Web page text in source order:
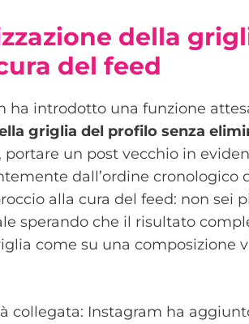
della
del feed
ha introdotto una funzione
griglia del profilo senza
un post vecchio in
dall’ordine cronologico
alla cura del feed: non sei
sperando che il risultato
come su una composizione
collegata: Instagram ha